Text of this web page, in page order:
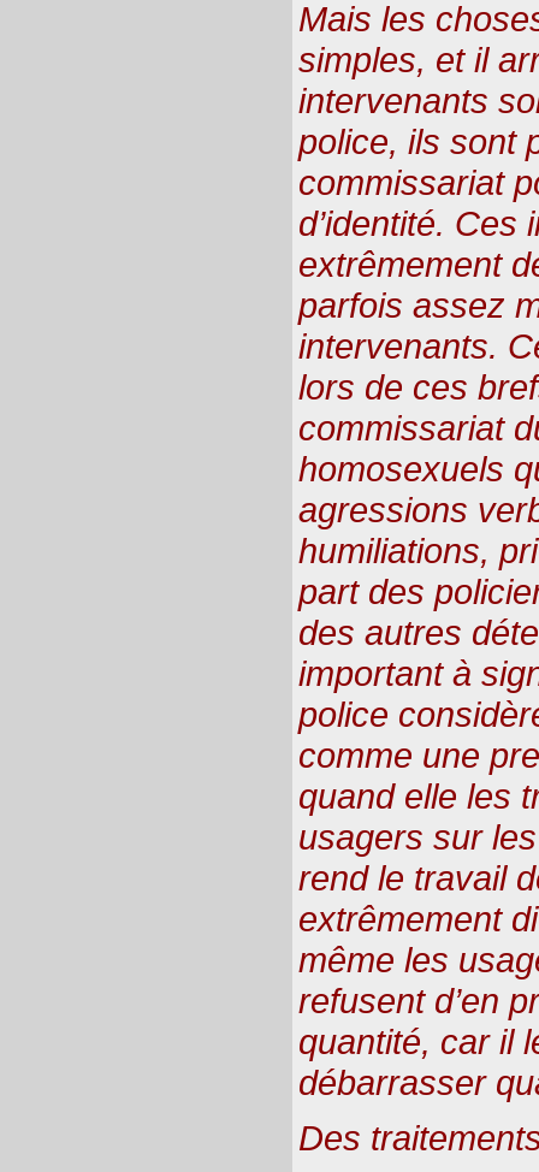
Mais les
simples, et il
intervenants
police, ils sont
commissariat
d’identité. Ces
extrêmement
parfois assez
intervenants.
lors de ces
commissariat
homosexuels
agressions
humiliations,
part des
des autres
important à
police
comme une
quand elle les
usagers sur
rend le travail
extrêmement
même les
refusent d’en
quantité, car il
débarrasser
Des